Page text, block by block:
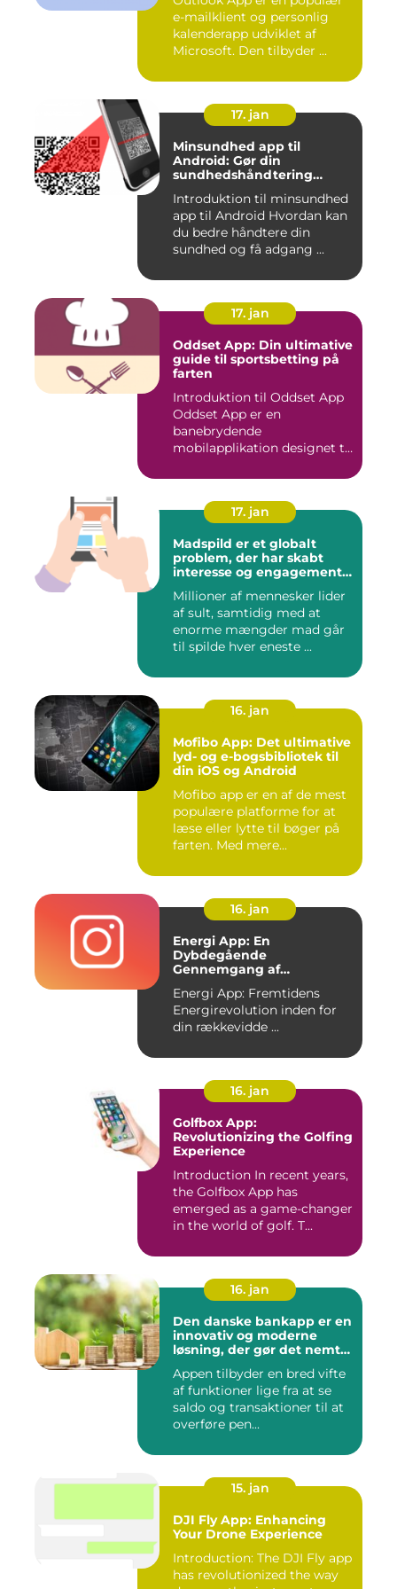
e-mailklient og personlig
kalenderapp udviklet af
Microsoft. Den tilbyder ...
17. jan
Minsundhed app til
Android: Gør din
sundhedshåndtering
Introduktion til minsundhed
app til Android Hvordan kan
du bedre håndtere din
sundhed og få adgang ...
17. jan
Oddset App: Din ultimative
guide til sportsbetting på
farten
Introduktion til Oddset App
Oddset App er en
banebrydende
mobilapplikation designet til
17. jan
Madspild er et globalt
problem, der har skabt
interesse og engagement
mennesker verden over
Millioner af mennesker lider
af sult, samtidig med at
enorme mængder mad går
til spilde hver eneste ...
16. jan
Mofibo App: Det ultimative
lyd- og e-bogsbibliotek til
din iOS og Android
Mofibo app er en af de mest
populære platforme for at
læse eller lytte til bøger på
farten. Med mere...
16. jan
Energi App: En
Dybdegående
Gennemgang af
Energirevolution
Energi App: Fremtidens
Energirevolution inden for
din rækkevidde ...
16. jan
Golfbox App:
Revolutionizing the Golfing
Experience
Introduction In recent years,
the Golfbox App has
emerged as a game-changer
in the world of golf. T...
16. jan
Den danske bankapp er en
innovativ og moderne
løsning, der gør det nemt
at administrere deres
økonomiske forhold
Appen tilbyder en bred vifte
af funktioner lige fra at se
saldo og transaktioner til at
overføre pen...
15. jan
DJI Fly App: Enhancing
Your Drone Experience
Introduction: The DJI Fly app
has revolutionized the way